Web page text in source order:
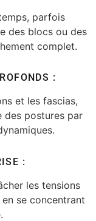
parfois
des blocs ou des
complet.
:
et les fascias,
postures par
:
les tensions
se concentrant